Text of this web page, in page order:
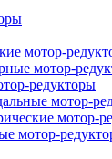
мотор-
мотор-
редукторы
мотор-
мотор-
мотор-